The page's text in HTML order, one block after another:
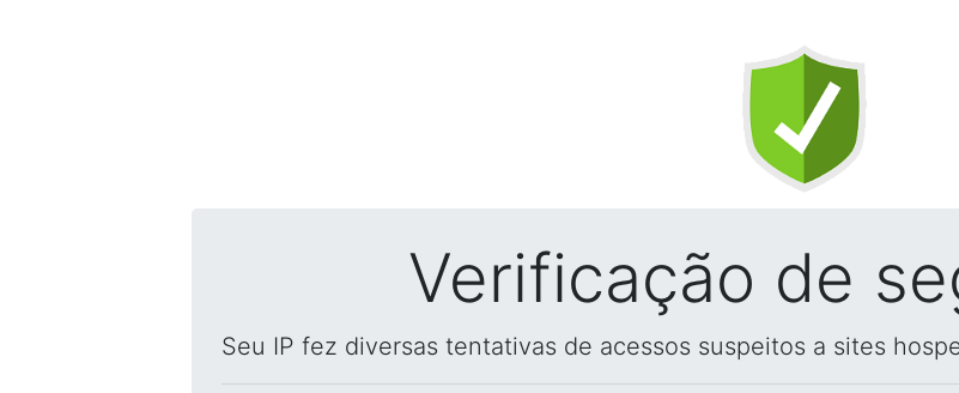
Verificação de
Seu IP fez diversas tentativas de acessos suspeitos a sites